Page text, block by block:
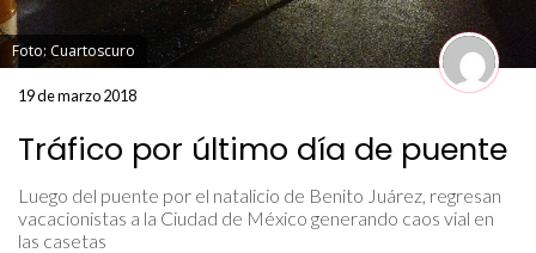
Foto: Cuartoscuro
19 de marzo 2018
Tráfico por último día de puente
Luego del puente por el natalicio de Benito Juárez, regresan
vacacionistas a la Ciudad de México generando caos vial en
las casetas